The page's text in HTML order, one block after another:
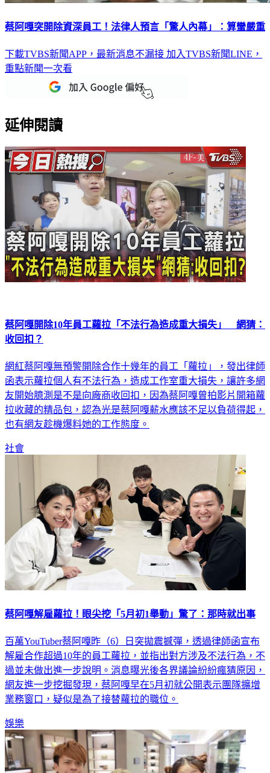
蔡阿嘎突開除資深員工！法律人預言「驚人內幕」：算蠻嚴重
下載TVBS新聞APP，最新消息不漏接 加入TVBS新聞LINE，
重點新聞一次看
延伸閱讀
蔡阿嘎開除10年員工蘿拉「不法行為造成重大損失」 網猜：
收回扣？
網紅蔡阿嘎無預警開除合作十幾年的員工「蘿拉」，發出律師
函表示蘿拉個人有不法行為，造成工作室重大損失，讓許多網
友開始臆測是不是向廠商收回扣，因為蔡阿嘎曾拍影片開箱蘿
拉收藏的精品包，認為光是蔡阿嘎薪水應該不足以負荷得起，
也有網友趁機爆料她的工作態度。
社會
蔡阿嘎解雇蘿拉！眼尖挖「5月初1舉動」驚了：那時就出事
百萬YouTuber蔡阿嘎昨（6）日突拋震撼彈，透過律師函宣布
解雇合作超過10年的員工蘿拉，並指出對方涉及不法行為，不
過並未做出進一步說明。消息曝光後各界議論紛紛瘋猜原因，
網友進一步挖掘發現，蔡阿嘎早在5月初就公開表示團隊擴增
業務窗口，疑似是為了接替蘿拉的職位。
娛樂